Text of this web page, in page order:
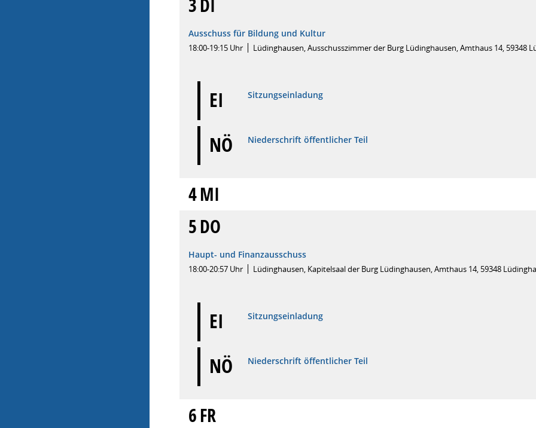
3 DI
Ausschuss für Bildung und Kultur
18:00-19:15 Uhr Lüdinghausen, Ausschusszimmer der Burg Lüdinghausen, Amthaus 14, 59348
EI Sitzungseinladung
NÖ Niederschrift öffentlicher Teil
4MI
5DO
Haupt- und Finanzausschuss
18:00-20:57 Uhr Lüdinghausen, Kapitelsaal der Burg Lüdinghausen, Amthaus 14, 59348
EI Sitzungseinladung
NÖ Niederschrift öffentlicher Teil
6FR